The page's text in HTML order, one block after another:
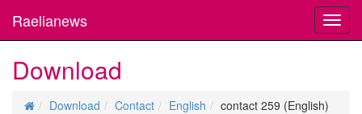
Raelianews
Download
Download Contact English contact 259 (English)